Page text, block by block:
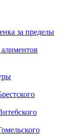
за пределы